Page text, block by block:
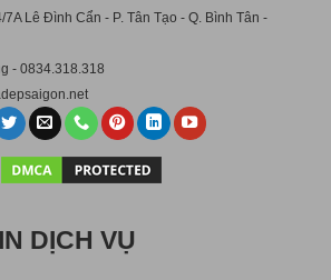
7A Lê Đình Cẩn - P. Tân Tạo - Q. Bình Tân -
- 0834.318.318
DỊCH VỤ